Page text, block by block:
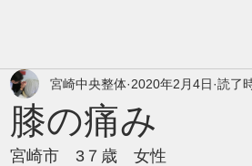
膝の痛み
宮崎中央整体 2020年2月4日 読了
宮崎市　3７歳　女性